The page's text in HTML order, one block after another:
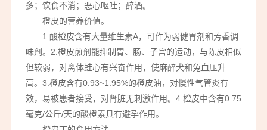
多；饮食不消；恶心呕吐；醉酒。
橙皮的营养价值。
1.酸橙皮含有大量维生素A，可作为弱健胃剂和芳香调
味剂。2.橙皮煎剂能抑制胃、肠、子宫的运动，与陈皮相似
但较弱，对离体蛙心有兴奋作用，使麻醉犬和兔血压升
高。3.橙皮含有0.93~1.95%的橙皮油，对慢性气管炎有
效，易被患者接受，对肾脏无刺激作用。4.橙皮中含有0.75
毫克/公斤/天的酸橙素具有避孕作用。